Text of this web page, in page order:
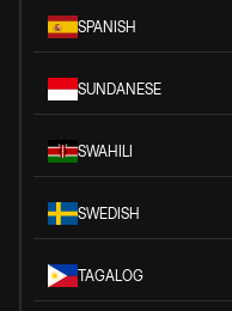
SPANISH
SUNDANESE
SWAHILI
SWEDISH
TAGALOG